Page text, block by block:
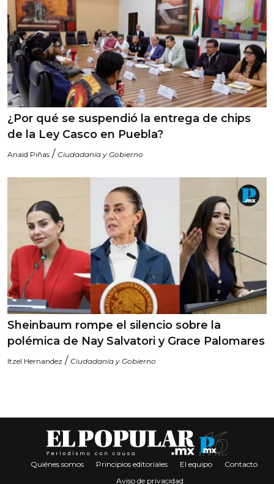
¿Por qué se suspendió la entrega de chips
de la Ley Casco en Puebla?
Anaid Piñas / Ciudadanía y Gobierno
Sheinbaum rompe el silencio sobre la
polémica de Nay Salvatori y Grace Palomares
Itzel Hernandez / Ciudadanía y Gobierno
Quiénes somos Principios editoriales El equipo
Contacto
Aviso de privacidad